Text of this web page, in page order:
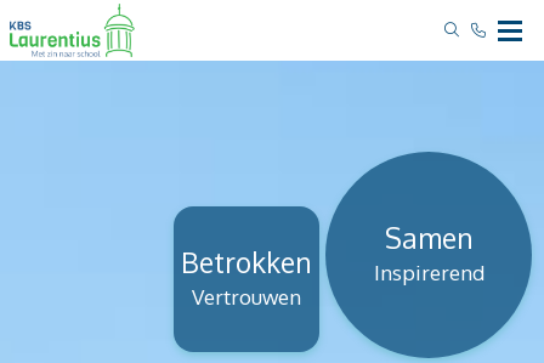
Samen
Inspirerend
Betrokken
Vertrouwen